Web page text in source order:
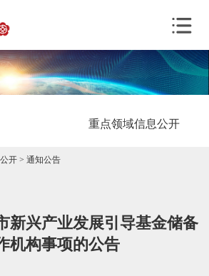
重点领域信息公开
开 > 通知公告
新兴产业发展引导基金储备
机构事项的公告